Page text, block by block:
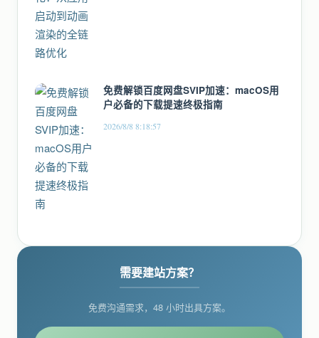
免费解锁百度网盘SVIP加速：macOS用
户必备的下载提速终极指南
2026/8/8 8:18:57
需要建站方案？
免费沟通需求，48 小时出具方案。